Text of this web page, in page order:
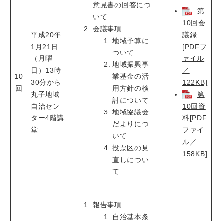
10
回
平成20年
1月21日
（月曜
日）13時
30分から
丸子地域
自治セン
ター4階講
堂
意見書の回答につ
いて
会議事項
地域予算に
ついて
地域振興事
業基金の活
用方針の検
討について
地域協議会
だよりにつ
いて
投票区の見
直しについ
て
第
10回会
議録
[PDFフ
ァイル
／
122KB]
第
10回資
料[PDF
ファイ
ル／
158KB]
報告事項
自治基本条